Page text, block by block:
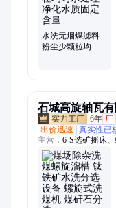
水洗无烟煤滤料
粉尘少颗粒均匀
石城高旋轴瓦
6年 厂
出价迅速
真实性已
主营： 6-S选矿摇床
槽、圆筒洗石机、
螺旋洗沙机、给料
圆振筛、直线筛、
机